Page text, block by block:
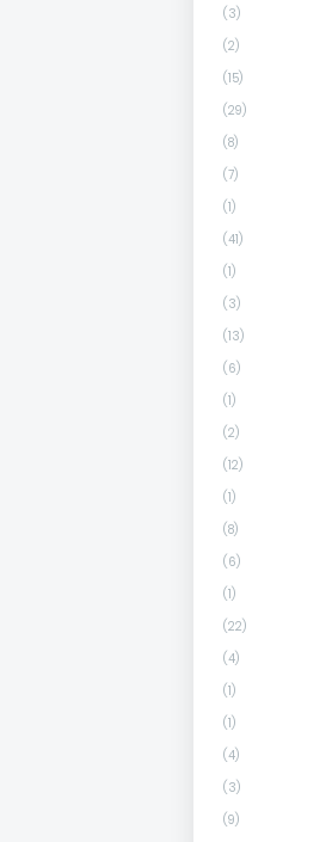
(3)
(2)
(15)
(29)
(8)
(7)
(1)
(41)
(1)
(3)
(13)
(6)
(1)
(2)
(12)
(1)
(8)
(6)
(1)
(22)
(4)
(1)
(1)
(4)
(3)
(9)